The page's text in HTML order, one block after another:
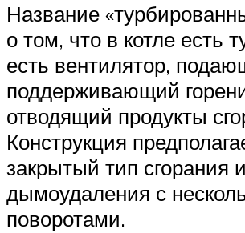
Название
о том, что в котле есть
есть вентилятор,
поддерживающий
отводящий продукты
Конструкция
закрытый тип сгорания
дымоудаления с
поворотами.